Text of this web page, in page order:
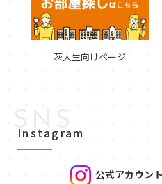
茨大生向けページ
Instagram
公式アカウン